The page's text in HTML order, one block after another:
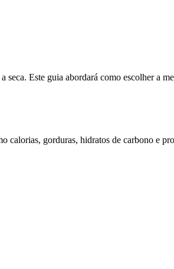
Este guia abordará como escolher a
gorduras, hidratos de carbono e